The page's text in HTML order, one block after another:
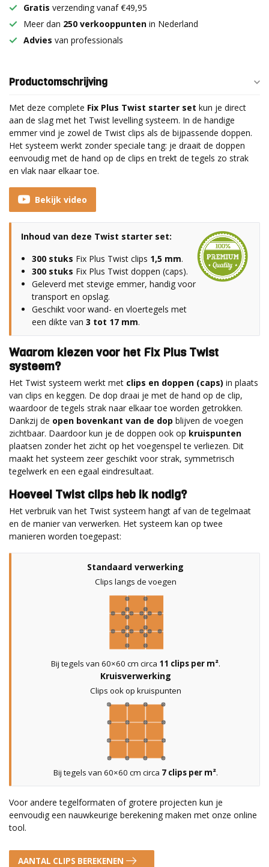
Gratis verzending vanaf €49,95
Meer dan 250 verkooppunten in Nederland
Advies van professionals
Productomschrijving
Met deze complete Fix Plus Twist starter set kun je direct
aan de slag met het Twist levelling systeem. In de handige
emmer vind je zowel de Twist clips als de bijpassende doppen.
Het systeem werkt zonder speciale tang: je draait de doppen
eenvoudig met de hand op de clips en trekt de tegels zo strak
en vlak naar elkaar toe.
Bekijk video
Inhoud van deze Twist starter set:
300 stuks Fix Plus Twist clips 1,5 mm.
300 stuks Fix Plus Twist doppen (caps).
Geleverd met stevige emmer, handig voor
transport en opslag.
Geschikt voor wand- en vloertegels met
een dikte van 3 tot 17 mm.
Waarom kiezen voor het Fix Plus Twist
systeem?
Het Twist systeem werkt met clips en doppen (caps) in plaats
van clips en keggen. De dop draai je met de hand op de clip,
waardoor de tegels strak naar elkaar toe worden getrokken.
Dankzij de open bovenkant van de dop blijven de voegen
zichtbaar. Daardoor kun je de doppen ook op kruispunten
plaatsen zonder het zicht op het voegenspel te verliezen. Dit
maakt het systeem zeer geschikt voor strak, symmetrisch
tegelwerk en een egaal eindresultaat.
Hoeveel Twist clips heb ik nodig?
Het verbruik van het Twist systeem hangt af van de tegelmaat
en de manier van verwerken. Het systeem kan op twee
manieren worden toegepast:
Standaard verwerking
Clips langs de voegen
Bij tegels van 60×60 cm circa 11 clips per m².
Kruisverwerking
Clips ook op kruispunten
Bij tegels van 60×60 cm circa 7 clips per m².
Voor andere tegelformaten of grotere projecten kun je
eenvoudig een nauwkeurige berekening maken met onze online
tool.
AANTAL CLIPS BEREKENEN